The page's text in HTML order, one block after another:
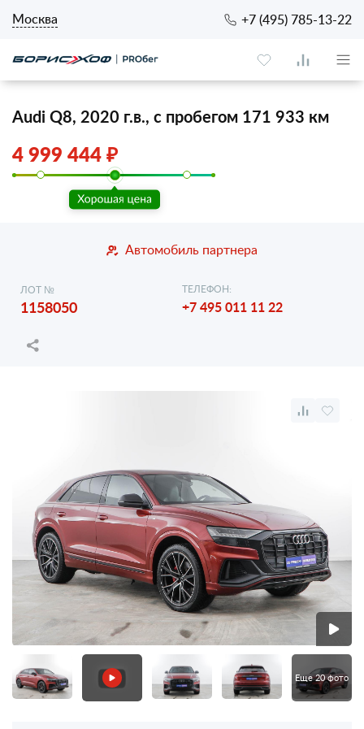
Москва +7 (495) 785-13-22
Audi Q8, 2020 г.в., с пробегом 171 933 км
4 999 444 ₽
Автомобиль партнера
ЛОТ №
1158050
ТЕЛЕФОН:
+7 495 011 11 22
Еще 20 фото